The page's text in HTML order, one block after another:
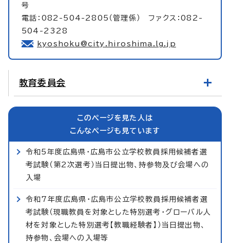
号
電話：082-504-2805（管理係） ファクス：082-
504-2328
kyoshoku@city.hiroshima.lg.jp
教育委員会
このページを見た人は
こんなページも見ています
令和5年度広島県・広島市公立学校教員採用候補者選
考試験（第2次選考）当日提出物、持参物及び会場への
入場
令和7年度広島県・広島市公立学校教員採用候補者選
考試験（現職教員を対象とした特別選考・グローバル人
材を対象とした特別選考【教職経験者】）当日提出物、
持参物、会場への入場等